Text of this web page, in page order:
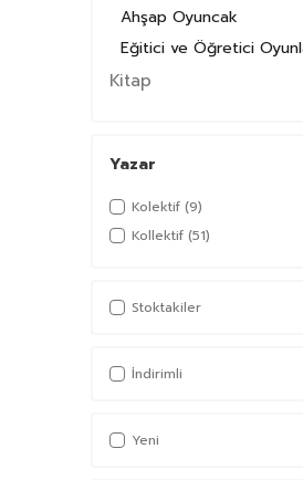
Ahşap Oyuncak
Eğitici ve Öğretici
Kitap
Yazar
Kolektif (9)
Kollektif (51)
Stoktakiler
İndirimli
Yeni